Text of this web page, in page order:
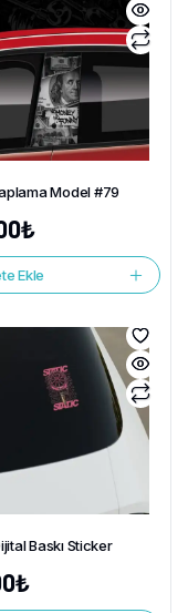
Model #79
₺
Ekle
Baskı Sticker
₺